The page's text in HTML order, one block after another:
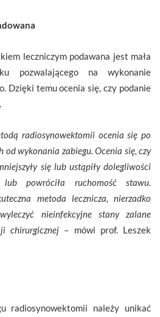
leczniczym podawana jest mała
pozwalającego na wykonanie
Dzięki temu ocenia się, czy podanie
radiosynowektomii ocenia się po
wykonania zabiegu. Ocenia się, czy
się lub ustąpiły dolegliwości
powróciła ruchomość stawu.
metoda lecznicza, nierzadko
nieinfekcyjne stany zalane
chirurgicznej – mówi prof. Leszek
radiosynowektomii należy unikać